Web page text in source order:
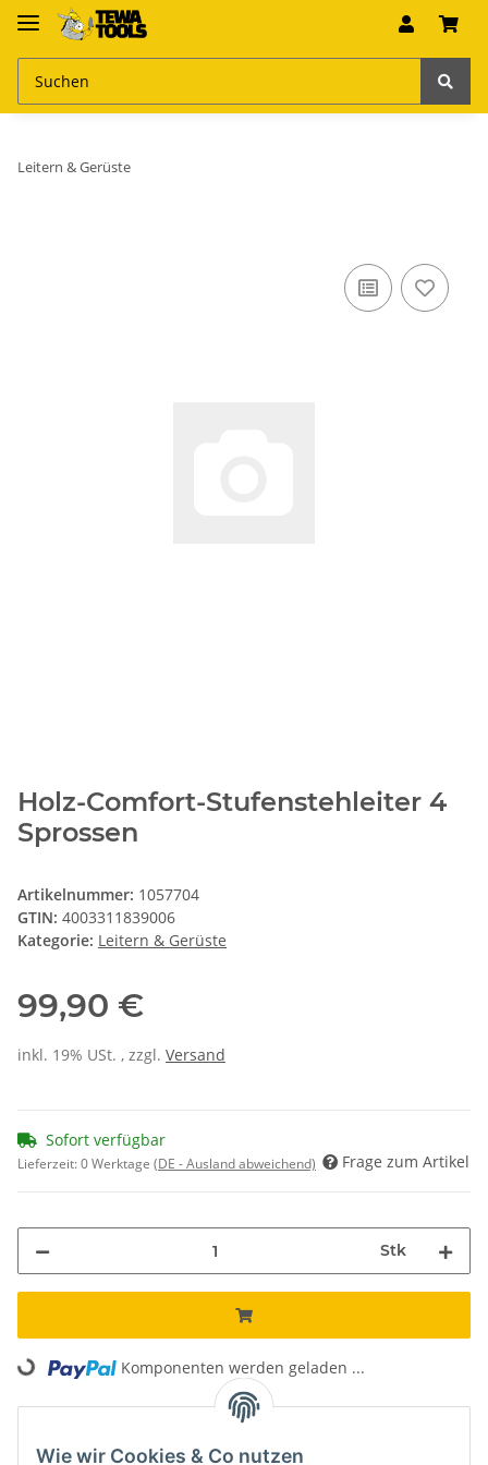
Leitern & Gerüste
Holz-Comfort-Stufenstehleiter 4
Sprossen
Artikelnummer: 1057704
GTIN: 4003311839006
Kategorie: Leitern & Gerüste
99,90 €
inkl. 19% USt. , zzgl. Versand
Sofort verfügbar
Lieferzeit:0 Werktage (DE - Ausland abweichend) Frage zum Artikel
Stk
Loading... Komponenten werden geladen ...
Wie wir Cookies & Co nutzen